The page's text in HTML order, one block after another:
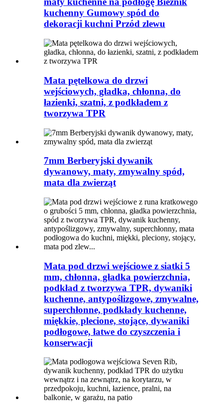
kuchenny Gumowy spód do
dekoracji kuchni Przód zlewu
Mata pętelkowa do drzwi
wejściowych, gładka, chłonna, do
łazienki, szatni, z podkładem z
tworzywa TPR
7mm Berberyjski dywanik
dywanowy, maty, zmywalny spód,
mata dla zwierząt
Mata pod drzwi wejściowe z siatki 5
mm, chłonna, gładka powierzchnia,
podkład z tworzywa TPR, dywaniki
kuchenne, antypoślizgowe, zmywalne,
superchłonne, podkłady kuchenne,
miękkie, plecione, stojące, dywaniki
podłogowe, łatwe do czyszczenia i
konserwacji